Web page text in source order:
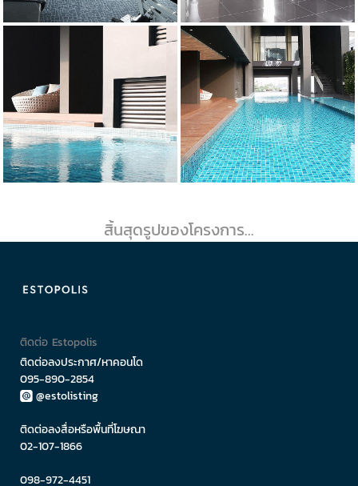
สิ้นสุดรูปของโครงการ...
ติดต่อ Estopolis
ติดต่อลงประกาศ/หาคอนโด
095-890-2854
@estolisting
ติดต่อลงสื่อหรือพื้นที่โฆษณา
02-107-1866
098-972-4451